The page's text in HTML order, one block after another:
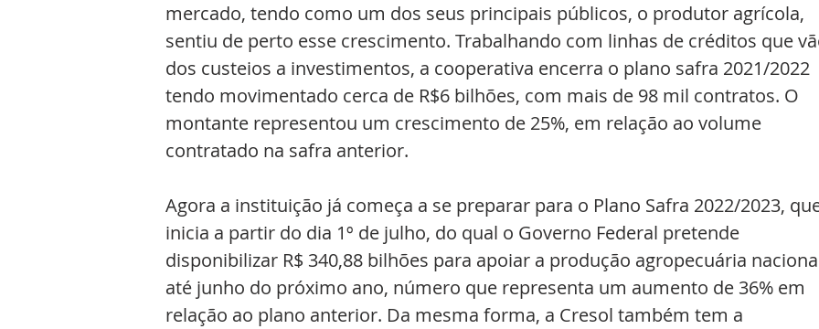
mercado, tendo como um dos seus principais públicos, o produtor agrícola,
sentiu de perto esse crescimento. Trabalhando com linhas de créditos que
dos custeios a investimentos, a cooperativa encerra o plano safra 2021/2022
tendo movimentado cerca de R$6 bilhões, com mais de 98 mil contratos. O
montante representou um crescimento de 25%, em relação ao volume
contratado na safra anterior.
Agora a instituição já começa a se preparar para o Plano Safra 2022/2023,
inicia a partir do dia 1º de julho, do qual o Governo Federal pretende
disponibilizar R$ 340,88 bilhões para apoiar a produção agropecuária
até junho do próximo ano, número que representa um aumento de 36% em
relação ao plano anterior. Da mesma forma, a Cresol também tem a